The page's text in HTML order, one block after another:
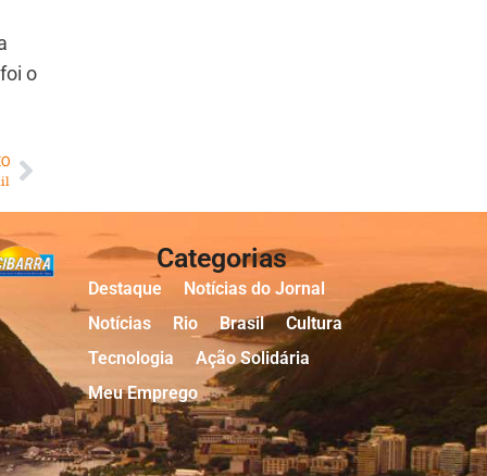
o
Categorias
Destaque
Notícias do Jornal
Notícias
Rio Brasil
Cultura
Tecnologia
Ação Solidária
Meu Emprego